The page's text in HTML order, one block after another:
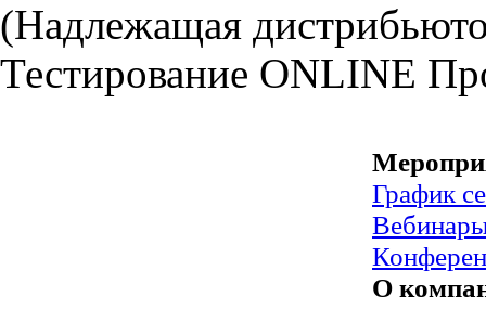
(Надлежащая
Тестирование ONLINE
График
О